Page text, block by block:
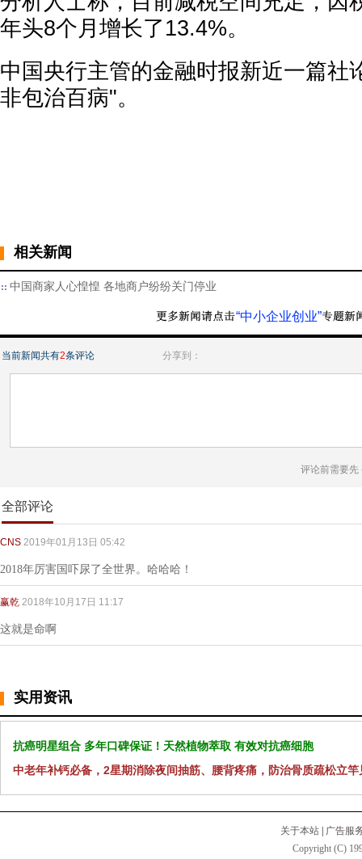
年头8个月增长了13.4%。
中国央行主管的金融时报新近一篇社
非包治百病"。
相关新闻
中国商家人心惶惶 各地商户纷纷关门停业
“中小企业创业”
当前新闻共有2条评论 分享到：
评论前需要先
全部评论
CNS 2019年01月13日 05:42
2018年厉害国吓尿了全世界。哈哈哈！
赢乾 2018年10月17日 11:17
这就是命啊
实用资讯
抗癌明星组合 多年口碑保证！天然植物萃取 有效对抗癌细胞
中老年补钙必备，2星期消除夜间抽筋、腰背疼痛，防治骨质疏松立竿
关于本站
广告服
Copyright (C)